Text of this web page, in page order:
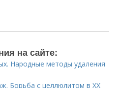
на сайте:
Народные методы удаления
Борьба с целлюлитом в XX